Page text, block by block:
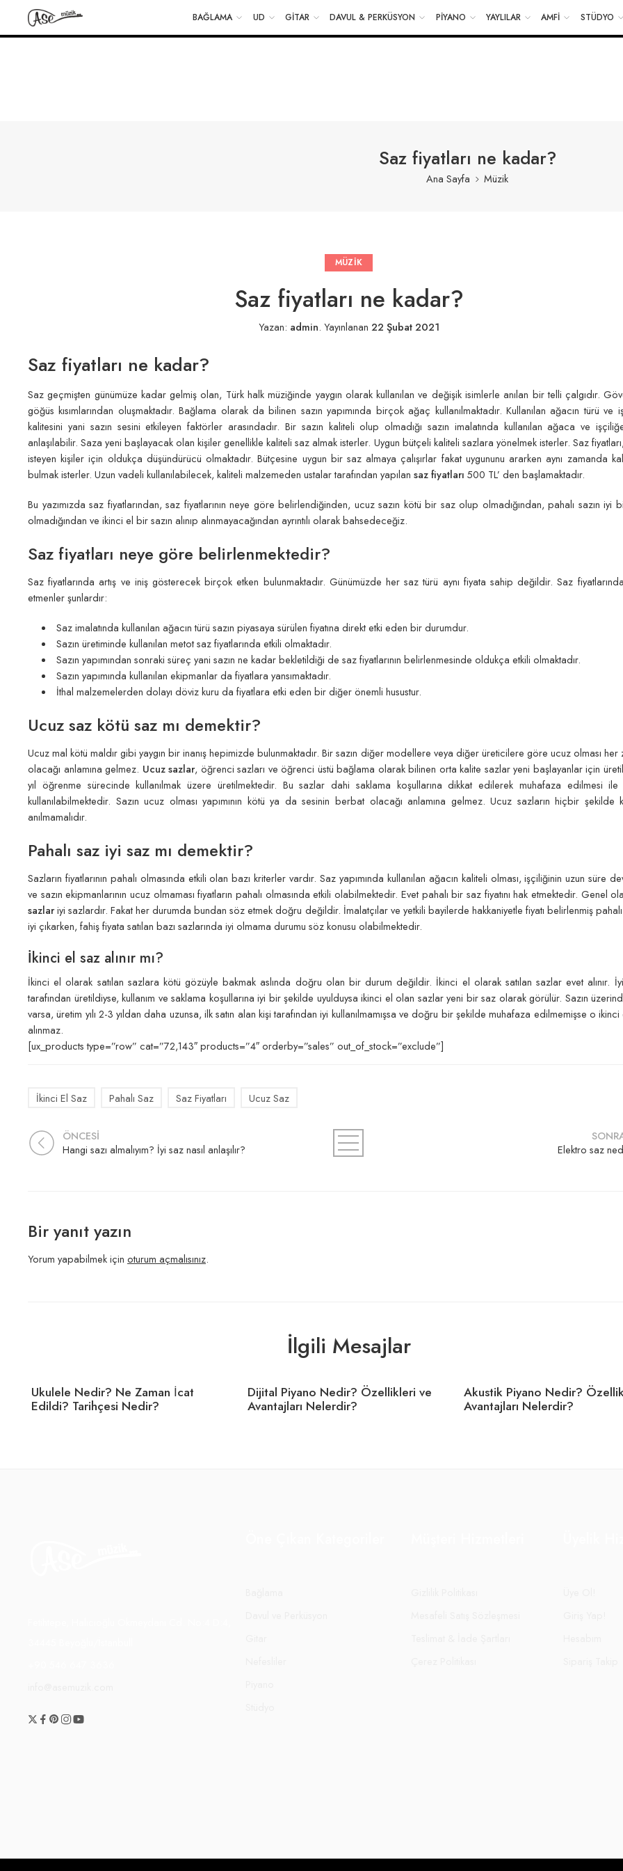
100% GÜVENLİ ALIŞVERİŞ 15 GÜN İÇERİSİNDE İADE VE DEĞİŞİM KOLAY İADE 2 YIL ASE MÜZİK GARANTİSİ
BAĞLAMA UD GİTAR DAVUL & PERKÜSYON PİYANO YAYLILAR AMFİ STÜDYO
Saz fiyatları ne kadar?
Ana Sayfa Müzik
MÜZIK
Saz fiyatları ne kadar?
Yazan: admin. Yayınlanan 22 Şubat 2021
Saz fiyatları ne kadar?
Saz geçmişten günümüze kadar gelmiş olan, Türk halk müziğinde yaygın olarak kullanılan ve değişik isimlerle anılan bir telli çalgıdır.
göğüs kısımlarından oluşmaktadır. Bağlama olarak da bilinen sazın yapımında birçok ağaç kullanılmaktadır. Kullanılan ağacın türü ve
kalitesini yani sazın sesini etkileyen faktörler arasındadır. Bir sazın kaliteli olup olmadığı sazın imalatında kullanılan ağaca ve
anlaşılabilir. Saza yeni başlayacak olan kişiler genellikle kaliteli saz almak isterler. Uygun bütçeli kaliteli sazlara yönelmek isterler. Saz
isteyen kişiler için oldukça düşündürücü olmaktadır. Bütçesine uygun bir saz almaya çalışırlar fakat uygununu ararken aynı zamanda
bulmak isterler. Uzun vadeli kullanılabilecek, kaliteli malzemeden ustalar tarafından yapılan saz fiyatları 500 TL’ den başlamaktadır.
Bu yazımızda saz fiyatlarından, saz fiyatlarının neye göre belirlendiğinden, ucuz sazın kötü bir saz olup olmadığından, pahalı sazın iyi
olmadığından ve ikinci el bir sazın alınıp alınmayacağından ayrıntılı olarak bahsedeceğiz.
Saz fiyatları neye göre belirlenmektedir?
Saz fiyatlarında artış ve iniş gösterecek birçok etken bulunmaktadır. Günümüzde her saz türü aynı fiyata sahip değildir. Saz
etmenler şunlardır:
Saz imalatında kullanılan ağacın türü sazın piyasaya sürülen fiyatına direkt etki eden bir durumdur.
Sazın üretiminde kullanılan metot saz fiyatlarında etkili olmaktadır.
Sazın yapımından sonraki süreç yani sazın ne kadar bekletildiği de saz fiyatlarının belirlenmesinde oldukça etkili olmaktadır.
Sazın yapımında kullanılan ekipmanlar da fiyatlara yansımaktadır.
İthal malzemelerden dolayı döviz kuru da fiyatlara etki eden bir diğer önemli husustur.
Ucuz saz kötü saz mı demektir?
Ucuz mal kötü maldır gibi yaygın bir inanış hepimizde bulunmaktadır. Bir sazın diğer modellere veya diğer üreticilere göre ucuz olması her
olacağı anlamına gelmez. Ucuz sazlar, öğrenci sazları ve öğrenci üstü bağlama olarak bilinen orta kalite sazlar yeni başlayanlar için
yıl öğrenme sürecinde kullanılmak üzere üretilmektedir. Bu sazlar dahi saklama koşullarına dikkat edilerek muhafaza edilmesi ile
kullanılabilmektedir. Sazın ucuz olması yapımının kötü ya da sesinin berbat olacağı anlamına gelmez. Ucuz sazların hiçbir şekilde
anılmamalıdır.
Pahalı saz iyi saz mı demektir?
Sazların fiyatlarının pahalı olmasında etkili olan bazı kriterler vardır. Saz yapımında kullanılan ağacın kaliteli olması, işçiliğinin uzun süre
ve sazın ekipmanlarının ucuz olmaması fiyatların pahalı olmasında etkili olabilmektedir. Evet pahalı bir saz fiyatını hak etmektedir. Genel
sazlariyi sazlardır. Fakat her durumda bundan söz etmek doğru değildir. İmalatçılar ve yetkili bayilerde hakkaniyetle fiyatı belirlenmiş
iyi çıkarken, fahiş fiyata satılan bazı sazlarında iyi olmama durumu söz konusu olabilmektedir.
İkinci el saz alınır mı?
İkinci el olarak satılan sazlara kötü gözüyle bakmak aslında doğru olan bir durum değildir. İkinci el olarak satılan sazlar evet alınır.
tarafından üretildiyse, kullanım ve saklama koşullarına iyi bir şekilde uyulduysa ikinci el olan sazlar yeni bir saz olarak görülür. Sazın
varsa, üretim yılı 2-3 yıldan daha uzunsa, ilk satın alan kişi tarafından iyi kullanılmamışsa ve doğru bir şekilde muhafaza edilmemişse o ikinci
alınmaz.
[ux_products type=”row” cat=”72,143″ products=”4″ orderby=”sales” out_of_stock=”exclude”]
İkinci El Saz Pahalı Saz Saz Fiyatları Ucuz Saz
ÖNCESİ
Hangi sazı almalıyım? İyi saz nasıl anlaşılır?
Elektro saz
Bir yanıt yazın
Yorum yapabilmek için oturum açmalısınız.
İlgili Mesajlar
Ukulele Nedir? Ne Zaman İcat
Edildi? Tarihçesi Nedir?
Dijital Piyano Nedir? Özellikleri ve
Avantajları Nelerdir?
Akustik Piyano Nedir?
Avantajları Nelerdir?